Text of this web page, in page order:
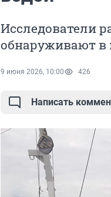
Исследователи
обнаруживают в
9 июня 2026, 10:00 426
Написать